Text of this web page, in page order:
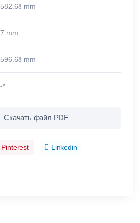
582.68 mm
7 mm
596.68 mm
-*
Скачать файл PDF
Pinterest Linkedin